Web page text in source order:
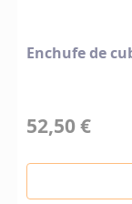
Enchufe de
52,50 €